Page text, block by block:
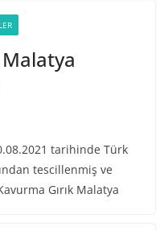
tarihinde Türk
tescillenmiş ve
Gırık Malatya